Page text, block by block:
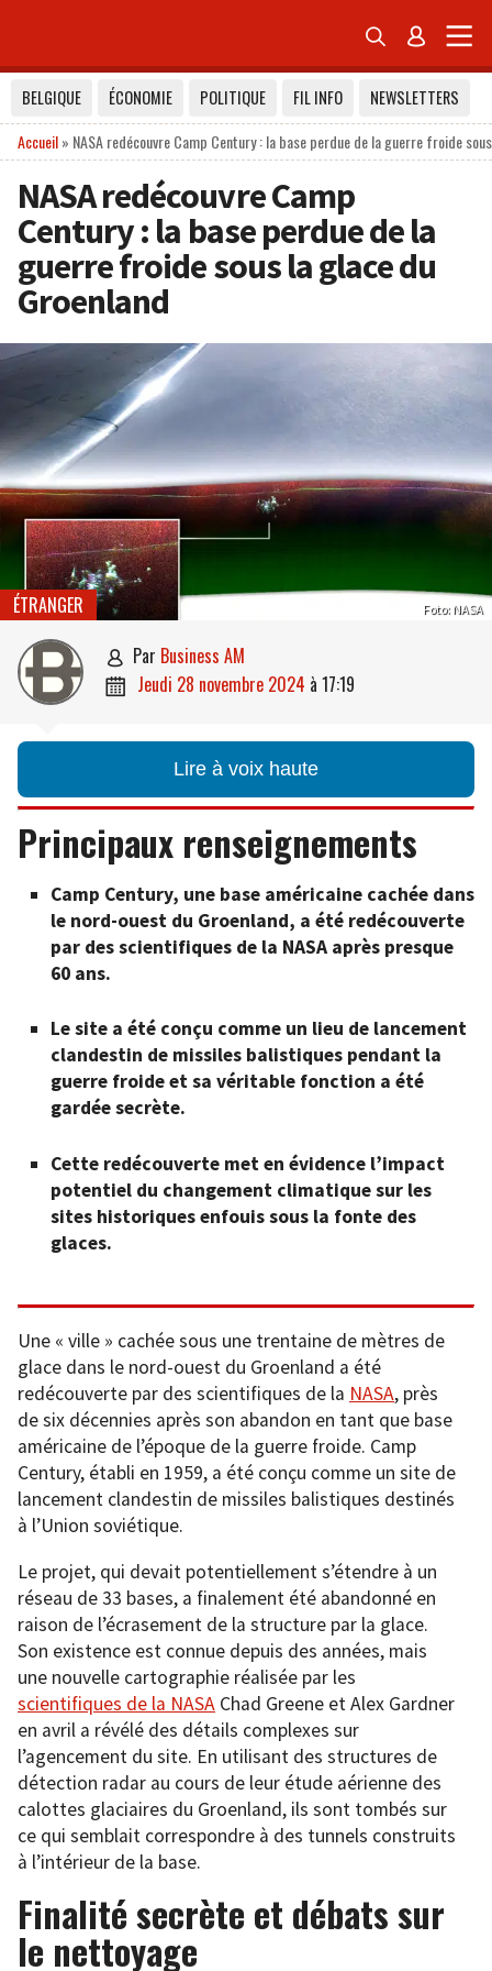
 
BELGIQUE ÉCONOMIE POLITIQUE FIL INFO
NEWSLETTERS
Accueil» NASA redécouvre Camp Century : la base perdue de la guerre froide
NASA redécouvre Camp
Century : la base perdue de la
guerre froide sous la glace du
Groenland
Foto: NASA
ÉTRANGER
 par Business AM
 jeudi 28 novembre 2024 à 17:19
Lire à voix haute
Principaux renseignements
Camp Century, une base américaine cachée dans
le nord-ouest du Groenland, a été redécouverte
par des scientifiques de la NASA après presque
60 ans.
Le site a été conçu comme un lieu de lancement
clandestin de missiles balistiques pendant la
guerre froide et sa véritable fonction a été
gardée secrète.
Cette redécouverte met en évidence l’impact
potentiel du changement climatique sur les
sites historiques enfouis sous la fonte des
glaces.
Une « ville » cachée sous une trentaine de mètres de
glace dans le nord-ouest du Groenland a été
redécouverte par des scientifiques de la NASA, près
de six décennies après son abandon en tant que base
américaine de l’époque de la guerre froide. Camp
Century, établi en 1959, a été conçu comme un site de
lancement clandestin de missiles balistiques destinés
à l’Union soviétique.
Le projet, qui devait potentiellement s’étendre à un
réseau de 33 bases, a finalement été abandonné en
raison de l’écrasement de la structure par la glace.
Son existence est connue depuis des années, mais
une nouvelle cartographie réalisée par les
scientifiques de la NASA Chad Greene et Alex Gardner
en avril a révélé des détails complexes sur
l’agencement du site. En utilisant des structures de
détection radar au cours de leur étude aérienne des
calottes glaciaires du Groenland, ils sont tombés sur
ce qui semblait correspondre à des tunnels construits
à l’intérieur de la base.
Finalité secrète et débats sur
le nettoyage